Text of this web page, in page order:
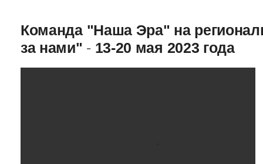
Команда "Наша Эра" на
за нами" - 13-20 мая 2023 года